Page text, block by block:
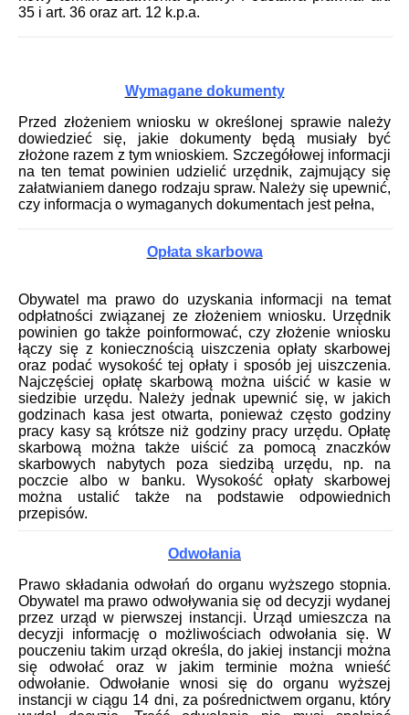
35 i art. 36 oraz art. 12 k.p.a.
Wymagane dokumenty
Przed złożeniem wniosku w określonej sprawie należy
dowiedzieć się, jakie dokumenty będą musiały być
złożone razem z tym wnioskiem. Szczegółowej informacji
na ten temat powinien udzielić urzędnik, zajmujący się
załatwianiem danego rodzaju spraw. Należy się upewnić,
czy informacja o wymaganych dokumentach jest pełna,
Opłata skarbowa
Obywatel ma prawo do uzyskania informacji na temat
odpłatności związanej ze złożeniem wniosku. Urzędnik
powinien go także poinformować, czy złożenie wniosku
łączy się z koniecznością uiszczenia opłaty skarbowej
oraz podać wysokość tej opłaty i sposób jej uiszczenia.
Najczęściej opłatę skarbową można uiścić w kasie w
siedzibie urzędu. Należy jednak upewnić się, w jakich
godzinach kasa jest otwarta, ponieważ często godziny
pracy kasy są krótsze niż godziny pracy urzędu. Opłatę
skarbową można także uiścić za pomocą znaczków
skarbowych nabytych poza siedzibą urzędu, np. na
poczcie albo w banku. Wysokość opłaty skarbowej
można ustalić także na podstawie odpowiednich
przepisów.
Odwołania
Prawo składania odwołań do organu wyższego stopnia.
Obywatel ma prawo odwoływania się od decyzji wydanej
przez urząd w pierwszej instancji. Urząd umieszcza na
decyzji informację o możliwościach odwołania się. W
pouczeniu takim urząd określa, do jakiej instancji można
się odwołać oraz w jakim terminie można wnieść
odwołanie. Odwołanie wnosi się do organu wyższej
instancji w ciągu 14 dni, za pośrednictwem organu, który